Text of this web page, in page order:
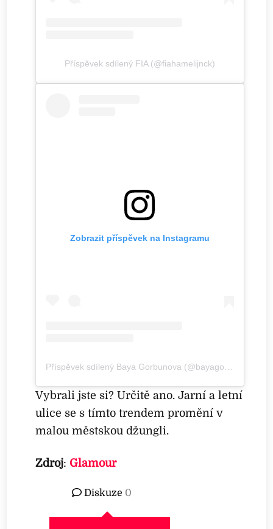
Příspěvek sdílený FIA (@fiahamelijnck)
Zobrazit příspěvek na Instagramu
Příspěvek sdílený Baya Gorbunova (@bayagorbusha)
Vybrali jste si? Určitě ano. Jarní a letní
ulice se s tímto trendem promění v
malou městskou džungli.
Zdroj: Glamour
Diskuze 0